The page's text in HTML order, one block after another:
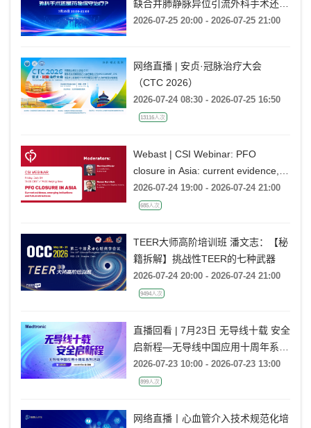
缺合并肺静脉异位引流外科手术还是
药物保守治疗?
2026-07-25 20:00 - 2026-07-25 21:00
网络直播 | 安贞·冠脉治疗大会
（CTC 2026）
2026-07-24 08:30 - 2026-07-25 16:50
13116人次
Webast | CSI Webinar: PFO
closure in Asia: current evidence,
emerging indications and future
directions
2026-07-24 19:00 - 2026-07-24 21:00
685人次
TEER大师高阶培训班 潘文志：【秘
籍拆解】挑战性TEER的七种武器
2026-07-24 20:00 - 2026-07-24 21:00
9494人次
直播回看 | 7月23日 无导线十载 安全
启新程—无导线中国应用十周年系列
活动
2026-07-23 10:00 - 2026-07-23 13:00
899人次
网络直播丨心血管介入技术规范化培